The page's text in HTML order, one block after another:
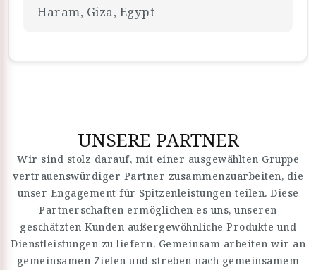
Haram, Giza, Egypt
UNSERE PARTNER
Wir sind stolz darauf, mit einer ausgewählten Gruppe
vertrauenswürdiger Partner zusammenzuarbeiten, die
unser Engagement für Spitzenleistungen teilen. Diese
Partnerschaften ermöglichen es uns, unseren
geschätzten Kunden außergewöhnliche Produkte und
Dienstleistungen zu liefern. Gemeinsam arbeiten wir an
gemeinsamen Zielen und streben nach gemeinsamem